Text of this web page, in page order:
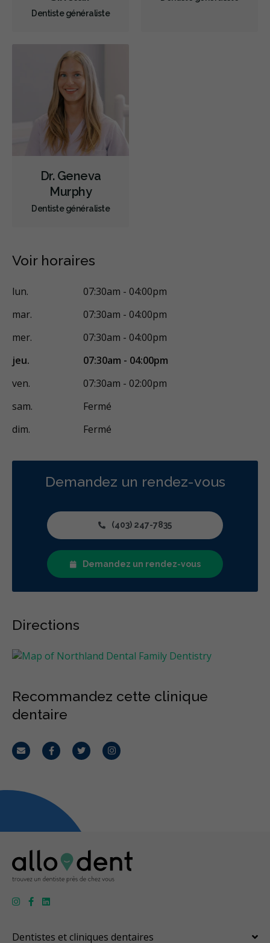
Couronnes Incrustations
Appareils dentaires
Prothèses dentaires
Endodontie
Chirurgie buccale
Hygiène préventive et nettoyages
RCSD (Régime canadien de soins dentaires)
Dentiste généraliste
Dr. Geneva
Murphy
Dentiste généraliste
Voir horaires
lun.
07:30am - 04:00pm
mar.
07:30am - 04:00pm
mer.
07:30am - 04:00pm
jeu.
07:30am - 04:00pm
ven.
07:30am - 02:00pm
sam.
Fermé
dim.
Fermé
Demandez un rendez-vous
(403) 247-7835
Demandez un rendez-vous
Directions
Recommandez cette clinique
dentaire
CourrielFacebookTwitterInstagram
Dentistes et cliniques dentaires